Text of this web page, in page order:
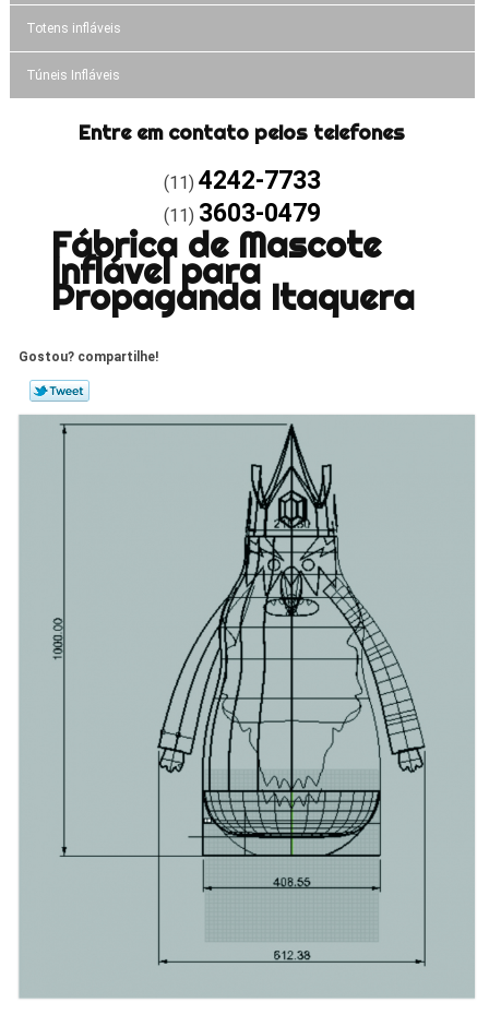
Totens infláveis
Túneis Infláveis
Entre em contato pelos telefones
(11) 4242-7733
(11) 3603-0479
Fábrica de Mascote
Inflável para
Propaganda Itaquera
Gostou? compartilhe!